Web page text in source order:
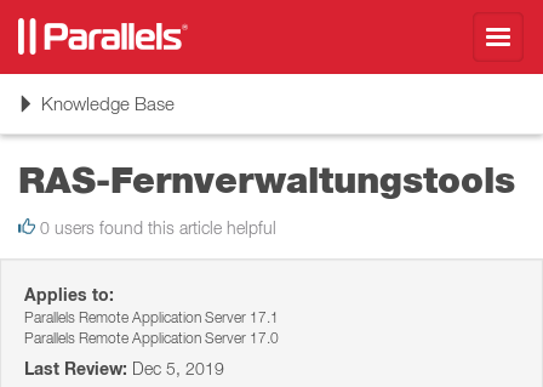
ToggleKnowledge Base
RAS-Fernverwaltungstools
0 users found this article helpful
Applies to:
Parallels Remote Application Server 17.1
Parallels Remote Application Server 17.0
Last Review: Dec 5, 2019